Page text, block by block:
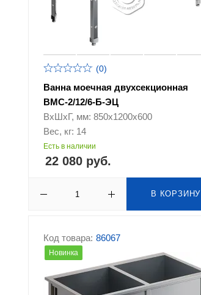
(0)
Ванна моечная двухсекционная
ВМС-2/12/6-Б-ЭЦ
ВхШхГ, мм: 850х1200х600
Вес, кг: 14
Есть в наличии
22 080 руб.
В КОРЗИНУ
Код товара: 86067
Новинка